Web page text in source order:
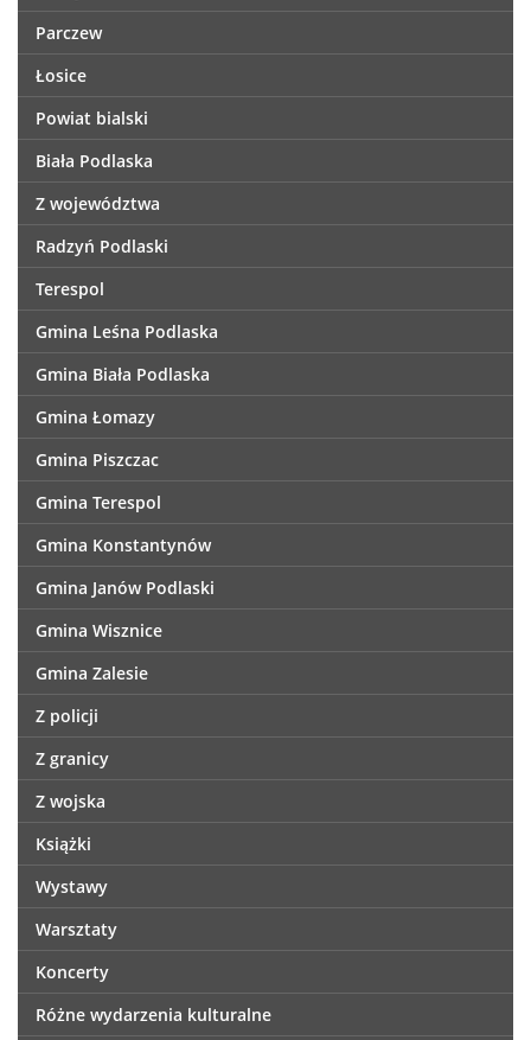
Parczew
Łosice
Powiat bialski
Biała Podlaska
Z województwa
Radzyń Podlaski
Terespol
Gmina Leśna Podlaska
Gmina Biała Podlaska
Gmina Łomazy
Gmina Piszczac
Gmina Terespol
Gmina Konstantynów
Gmina Janów Podlaski
Gmina Wisznice
Gmina Zalesie
Z policji
Z granicy
Z wojska
Książki
Wystawy
Warsztaty
Koncerty
Różne wydarzenia kulturalne